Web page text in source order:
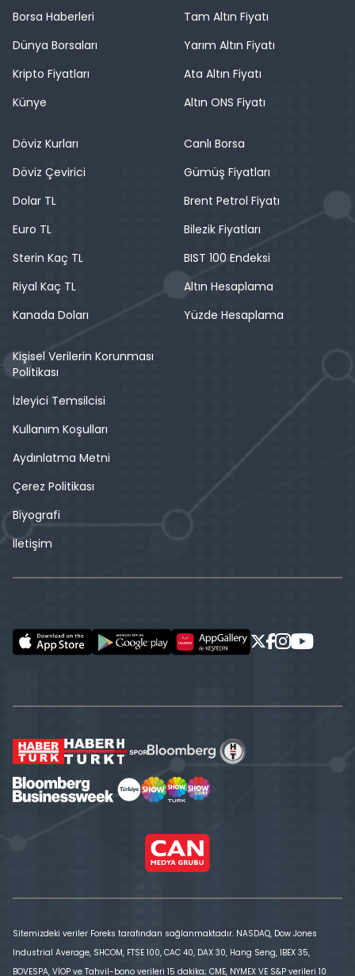
Borsa Haberleri
Dünya Borsaları
Kripto Fiyatları
Künye
Tam Altın Fiyatı
Yarım Altın Fiyatı
Ata Altın Fiyatı
Altın ONS Fiyatı
Döviz Kurları
Döviz Çevirici
Dolar TL
Euro TL
Sterin Kaç TL
Riyal Kaç TL
Kanada Doları
Canlı Borsa
Gümüş Fiyatları
Brent Petrol Fiyatı
Bilezik Fiyatları
BIST 100 Endeksi
Altın Hesaplama
Yüzde Hesaplama
Kişisel Verilerin Korunması
Politikası
İzleyici Temsilcisi
Kullanım Koşulları
Aydınlatma Metni
Çerez Politikası
Biyografi
İletişim
Sitemizdeki veriler Foreks tarafından sağlanmaktadır. NASDAQ, Dow Jones
Industrial Average, SHCOM, FTSE 100, CAC 40, DAX 30, Hang Seng, IBEX 35,
BOVESPA, VİOP ve Tahvil-bono verileri 15 dakika; CME, NYMEX VE S&P verileri 10